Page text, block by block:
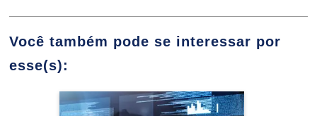
45
CAROLINA ROCHA DE CARVALHO
Você também pode se interessar por
esse(s):
Análise e Desenvolvimento